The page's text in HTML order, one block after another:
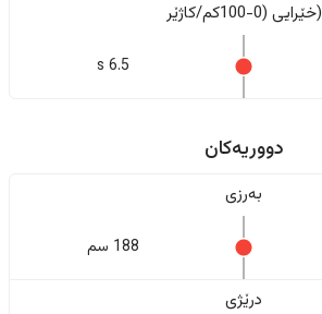
(خێرایی (0-100کم/کاژێر
6.5 s
دووریەکان
بەرزی
188 سم
درێژی